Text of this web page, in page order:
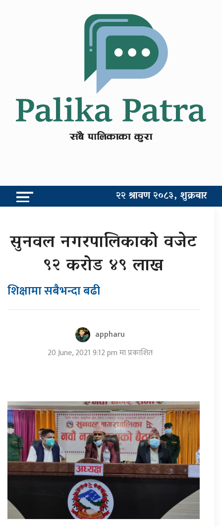
२२ श्रावण २०८३, शुक्रबार
सुनवल नगरपालिकाको वजेट
९२ करोड ४९ लाख
शिक्षामा सबैभन्दा बढी
appharu
20 June, 2021 9:12 pm मा प्रकाशित